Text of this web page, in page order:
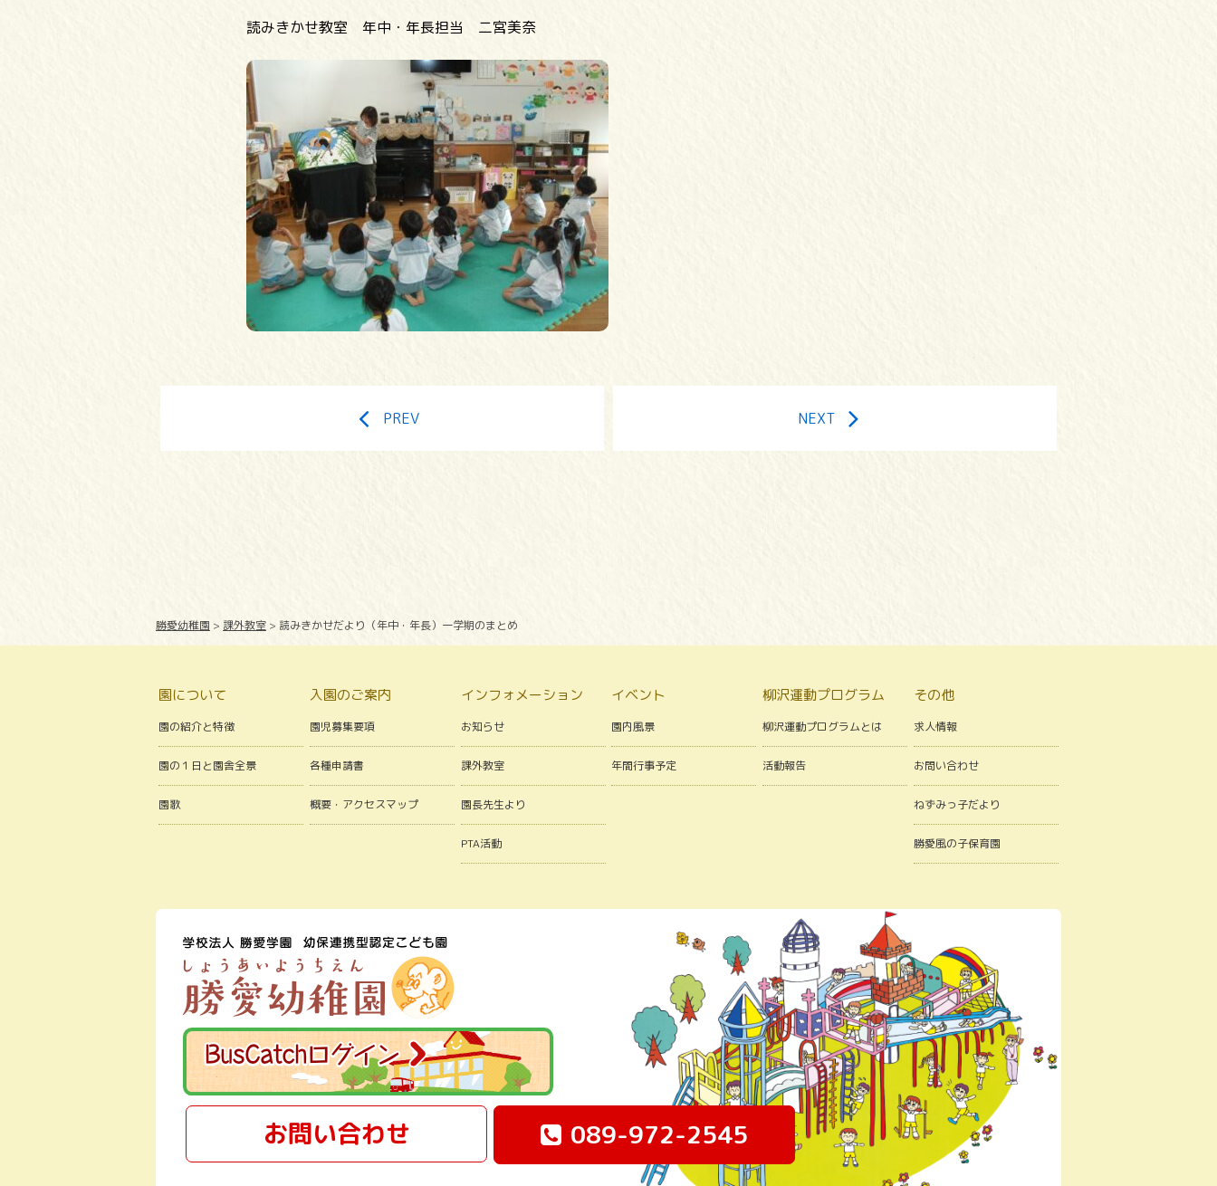
読みきかせ教室 年中・年長担当 二宮美奈
PREV NEXT
勝愛幼稚園 > 課外教室 > 読みきかせだより（年中・年長）一学期のまとめ
園について
園の紹介と特徴
園の１日と園舎全景
園歌
入園のご案内
園児募集要項
各種申請書
概要・アクセスマップ
インフォメーション
お知らせ
課外教室
園長先生より
PTA活動
イベント
園内風景
年間行事予定
柳沢運動プログラム
柳沢運動プログラムとは
活動報告
その他
求人情報
お問い合わせ
ねずみっ子だより
勝愛風の子保育園
お問い合わせ 089-972-2545